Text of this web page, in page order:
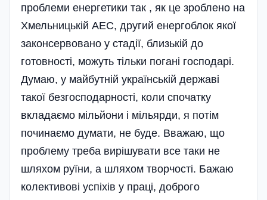
проблеми енергетики так , як це зроблено на
Хмельницькій АЕС, другий енергоблок якої
законсервовано у стадії, близькій до
готовності, можуть тільки погані господарі.
Думаю, у майбутній українській державі
такої безгосподарності, коли спочатку
вкладаємо мільйони і мільярди, я потім
починаємо думати, не буде. Вважаю, що
проблему треба вирішувати все таки не
шляхом руїни, а шляхом творчості. Бажаю
колективові успіхів у праці, доброго